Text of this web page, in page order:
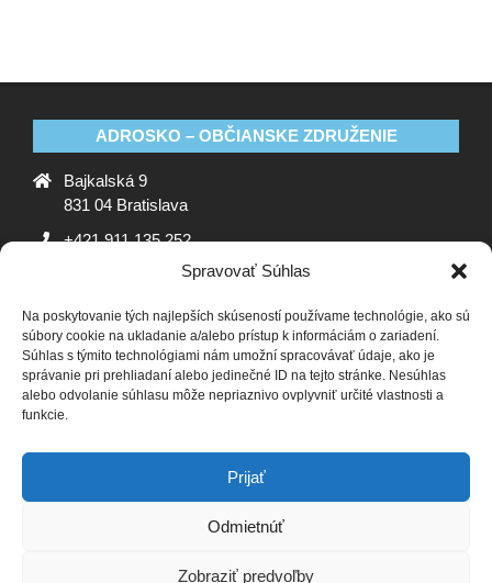
Spravovať Súhlas
Na poskytovanie tých najlepších skúseností používame technológie, ako sú
súbory cookie na ukladanie a/alebo prístup k informáciám o zariadení.
Súhlas s týmito technológiami nám umožní spracovávať údaje, ako je
správanie pri prehliadaní alebo jedinečné ID na tejto stránke. Nesúhlas
alebo odvolanie súhlasu môže nepriaznivo ovplyvniť určité vlastnosti a
funkcie.
Prijať
Odmietnúť
Zobraziť predvoľby
ADROSKO – OBČIANSKE ZDRUŽENIE
Bajkalská 9
831 04 Bratislava
+421 911 135 252
ADROSKO
Stanovy OZ Ochrana osobných údajov
Zásady
používania súborov cookie (EÚ)
Vyhlásenie o ochrane
osobných údajov (EU)
SLEDUJTE NÁS